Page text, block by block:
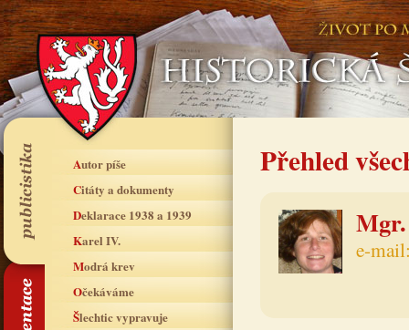
Autor píše
Citáty a dokumenty
Deklarace 1938 a 1939
Karel IV.
Modrá krev
Očekáváme
Šlechtic vypravuje
Přehled
e-